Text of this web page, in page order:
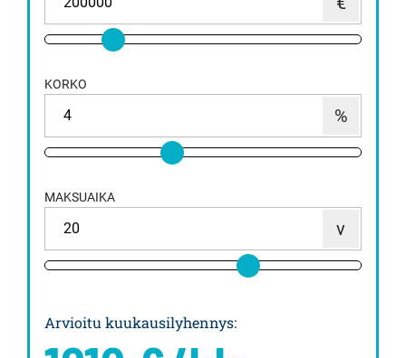
KORKO
MAKSUAIKA
Arvioitu kuukausilyhennys: